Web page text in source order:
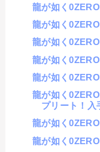
龍が如く
龍が如く
龍が如く
龍が如く
龍が如く
龍が如く
プリート！入
龍が如く
龍が如く